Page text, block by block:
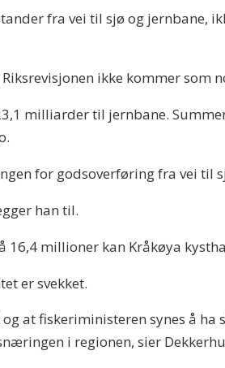
fra vei til sjø og jernbane,
ikke kommer som
milliarder til jernbane.
for godsoverføring fra vei til
han til.
millioner kan Kråkøya
er svekket.
at fiskeriministeren synes å ha
i regionen, sier